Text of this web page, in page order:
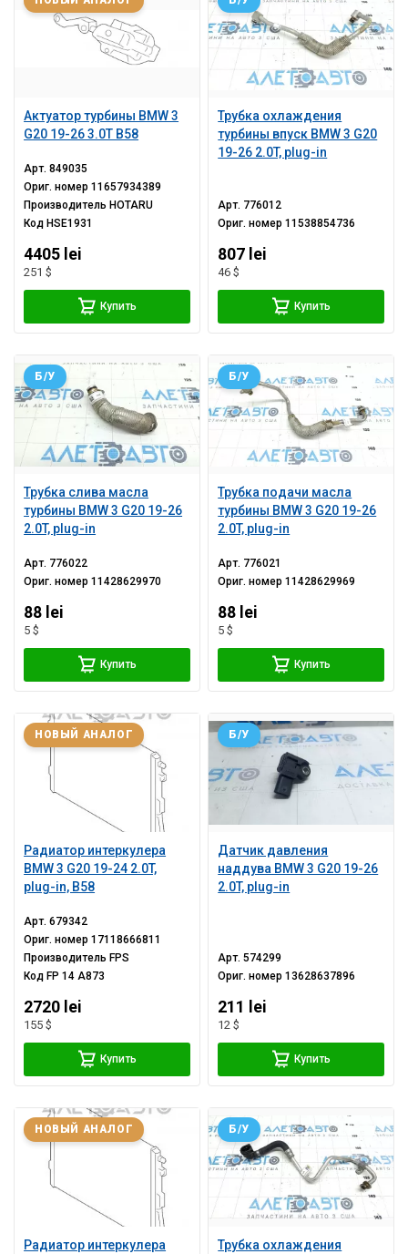
Актуатор турбины BMW 3
G20 19-26 3.0T B58
Арт.849035
Ориг. номер11657934389
Производитель HOTARU
Код HSE1931
4405 lei
251 $
Купить
Трубка охлаждения
турбины впуск BMW 3 G20
19-26 2.0T, plug-in
Арт. 776012
Ориг. номер11538854736
807 lei
46 $
Купить
Трубка слива масла
турбины BMW 3 G20 19-26
2.0T, plug-in
Б/У
Арт. 776022
Ориг. номер11428629970
88 lei
5 $
Купить
Трубка подачи масла
турбины BMW 3 G20 19-26
2.0T, plug-in
Б/У
Арт. 776021
Ориг. номер11428629969
88 lei
5 $
Купить
Радиатор интеркулера
BMW 3 G20 19-24 2.0T,
plug-in, B58
НОВЫЙ АНАЛОГ
Арт.679342
Ориг. номер17118666811
Производитель FPS
Код FP 14 A873
2720 lei
155 $
Купить
Датчик давления
наддува BMW 3 G20 19-26
2.0T, plug-in
Б/У
Арт.574299
Ориг. номер13628637896
211 lei
12 $
Купить
Радиатор интеркулера
НОВЫЙ АНАЛОГ
Трубка охлаждения
Б/У